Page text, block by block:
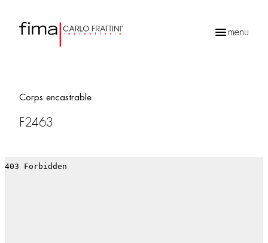
menu
Corps encastrable
F2463